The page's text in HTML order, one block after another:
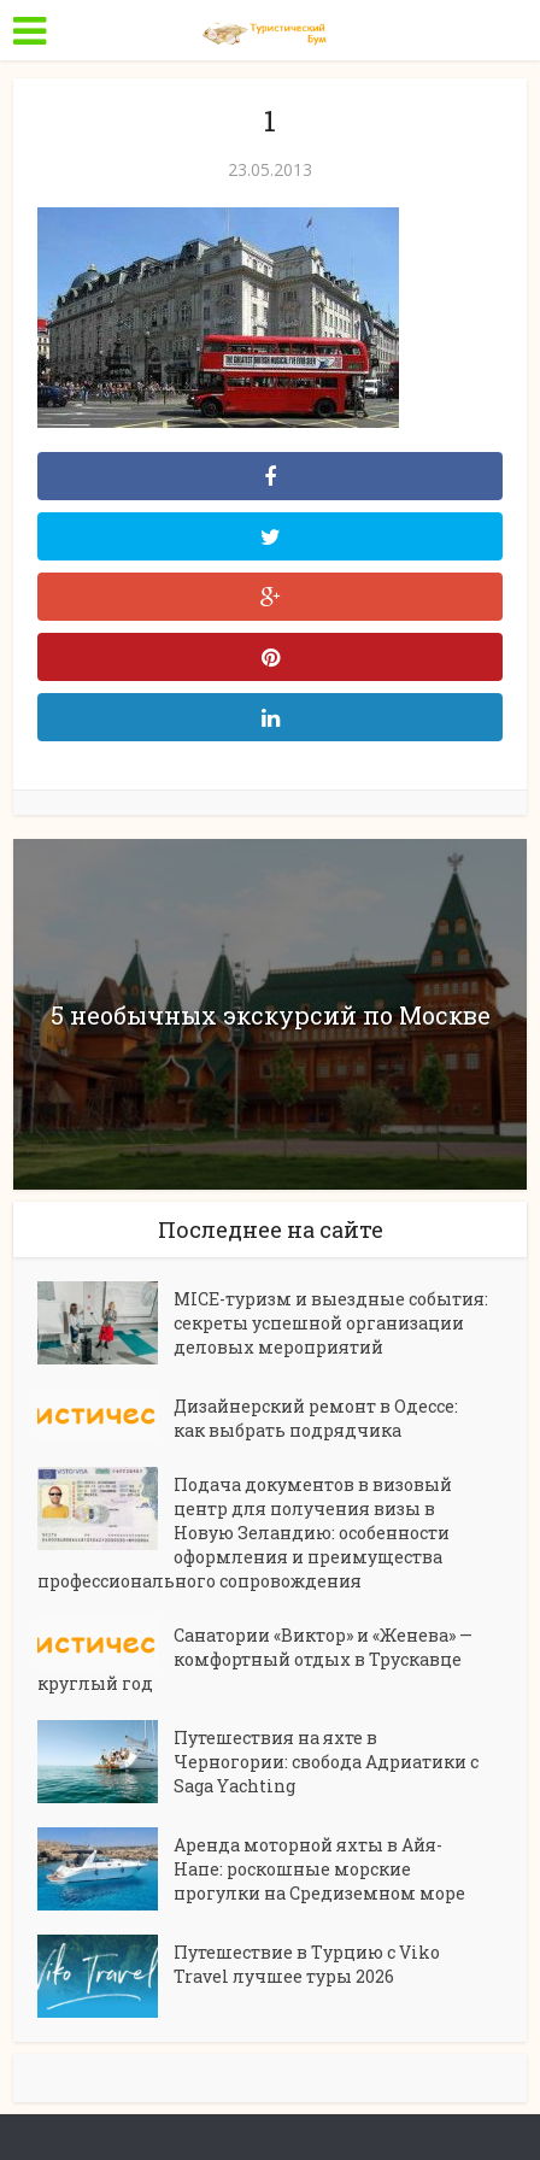
1
23.05.2013
5 необычных экскурсий по Москве
Последнее на сайте
MICE-туризм и выездные события:
секреты успешной организации
деловых мероприятий
Дизайнерский ремонт в Одессе:
как выбрать подрядчика
Подача документов в визовый
центр для получения визы в
Новую Зеландию: особенности
оформления и преимущества
профессионального сопровождения
Санатории «Виктор» и «Женева» —
комфортный отдых в Трускавце
круглый год
Путешествия на яхте в
Черногории: свобода Адриатики с
Saga Yachting
Аренда моторной яхты в Айя-
Напе: роскошные морские
прогулки на Средиземном море
Путешествие в Турцию с Viko
Travel лучшее туры 2026